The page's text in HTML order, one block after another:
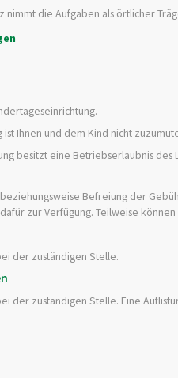
nimmt die Aufgaben als örtlicher
ist Ihnen und dem Kind nicht
besitzt eine Betriebserlaubnis des
Befreiung der
zur Verfügung. Teilweise
der zuständigen Stelle.
der zuständigen Stelle. Eine